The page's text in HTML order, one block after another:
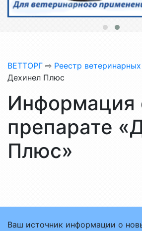
ВЕТТОРГ ⇨ Реестр
Дехинел Плюс
Информация
препарате
Плюс»
Ваш источник информации о